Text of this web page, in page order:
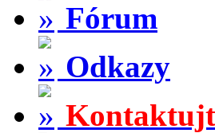
Fórum
Odkazy